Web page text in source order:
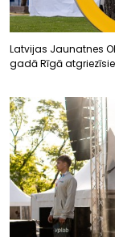
Latvijas Jaunatnes
gadā Rīgā